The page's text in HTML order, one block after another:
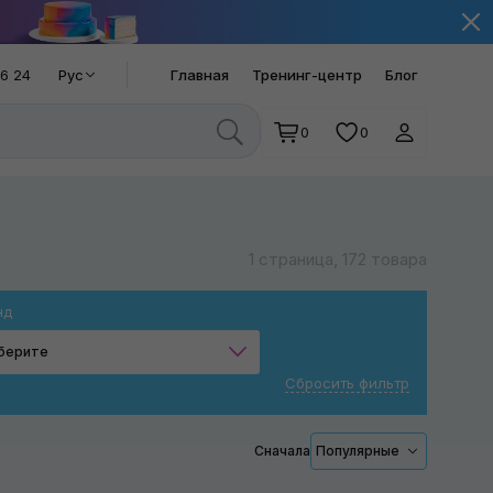
24 Рус Главная Тренинг-центр Блог
0 0
1 страница, 172 товара
Сбросить фильтр
Сначала Популярные